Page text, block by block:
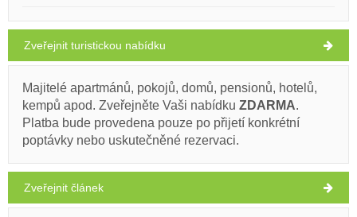
33°C
jasno
Rychlost větru: 9.14 km/h
sobota,
08.08.26
jasno
Giardin (Restaurant) Zadar
Ivan Nane (Facebook page)
Address:Branimirova obala 16 Tel:023 235 187
Musí navštívit(/) Vidět(/)
Zveřejnit turistickou nabídku
Majitelé apartmánů, pokojů, domů, pensionů, hotelů,
kempů apod. Zveřejněte Vaši nabídku ZDARMA.
Platba bude provedena pouze po přijetí konkrétní
poptávky nebo uskutečněné rezervaci.
Zveřejnit článek